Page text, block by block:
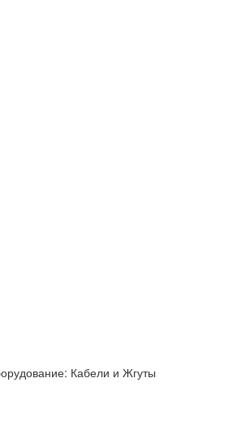
Кабели и Жгуты